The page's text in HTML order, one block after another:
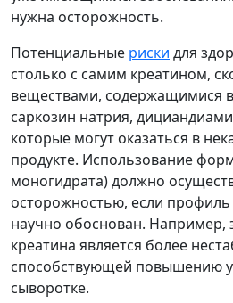
нужна осторожность.
Потенциальные риски для
столько с самим креатином,
веществами, содержащимися
саркозин натрия,
которые могут оказаться в
продукте. Использование
моногидрата) должно
осторожностью, если
научно обоснован. Например,
креатина является более
способствующей повышению
сыворотке.